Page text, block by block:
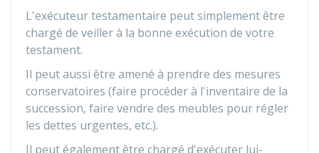
L'exécuteur testamentaire peut simplement être
chargé de veiller à la bonne exécution de votre
testament.
Il peut aussi être amené à prendre des mesures
conservatoires (faire procéder à l'inventaire de la
succession, faire vendre des meubles pour régler
les dettes urgentes, etc.).
Il peut également être chargé d'exécuter lui-